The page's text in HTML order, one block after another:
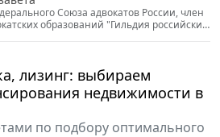
усилилась: как
взыскания компенсаций